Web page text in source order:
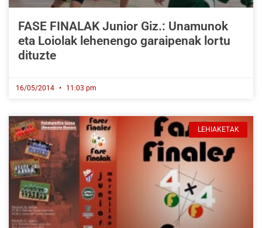
FASE FINALAK Junior Giz.: Unamunok
eta Loiolak lehenengo garaipenak lortu
dituzte
16/05/2014 11:03 pm
LEHIAKETAK